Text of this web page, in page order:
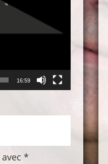
16:59
*